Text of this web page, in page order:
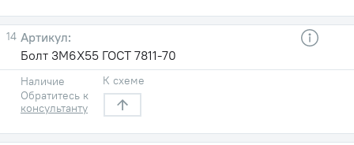
14
Болт 3М6Х55 ГОСТ 7811-70
Наличие
Обратитесь к
консультанту
К схеме